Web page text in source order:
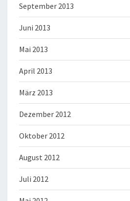
September 2013
Juni 2013
Mai 2013
April 2013
März 2013
Dezember 2012
Oktober 2012
August 2012
Juli 2012